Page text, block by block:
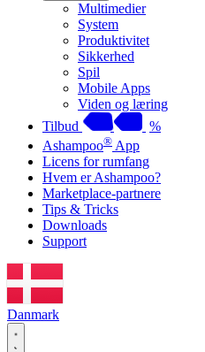
Multimedier
System
Produktivitet
Sikkerhed
Spil
Mobile Apps
Viden og læring
Tilbud
%
Ashampoo® App
Licens for rumfang
Hvem er Ashampoo?
Marketplace-partnere
Tips & Tricks
Downloads
Support
Danmark